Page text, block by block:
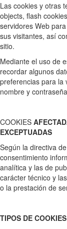
Las cookies y otras
objects, flash
servidores Web
sus visitantes, así
sitio.
Mediante el uso de
recordar algunos
preferencias para la
nombre y
COOKIES
EXCEPTUADAS
Según la directiva
consentimiento
analítica y las de
carácter técnico y
o la prestación de
TIPOS DE